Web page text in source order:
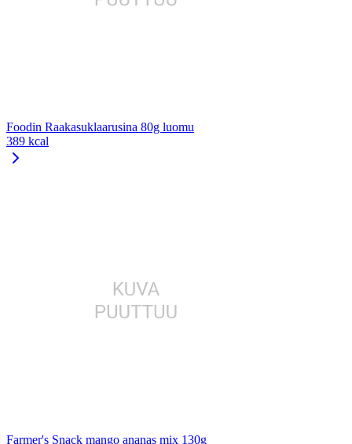
Foodin Raakasuklaarusina 80g luomu
389 kcal
Farmer's Snack mango ananas mix 130g